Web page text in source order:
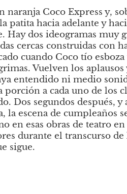
naranja Coco Express y,
patita hacia adelante y
Hay dos ideogramas muy
cercas construidas con
cuando Coco tío
Vuelven los
entendido ni medio
a cada uno de los
Dos segundos después, y
escena de cumpleaños
en esas obras de teatro
durante el transcurso
sigue.